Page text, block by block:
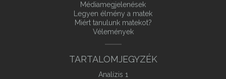
Médiamegjelenések
Legyen élmény a matek
Miért tanulunk matekot?
Vélemények
TARTALOMJEGYZÉK
Analízis 1